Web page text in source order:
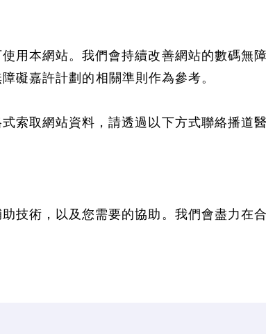
用本網站。我們會持續改善網站的數碼無
礙嘉許計劃的相關準則作為參考。
索取網站資料，請透過以下方式聯絡播道醫
技術，以及您需要的協助。我們會盡力在